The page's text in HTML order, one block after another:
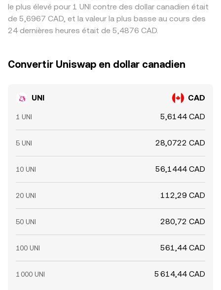
le plus élevé pour 1 UNI contre des dollar canadien était
de 5,6967 CAD, et la valeur la plus basse au cours des
24 dernières heures était de 5,4876 CAD.
Convertir Uniswap en dollar canadien
UNI CAD
1 UNI 5,6144 CAD
5 UNI 28,0722 CAD
10 UNI 56,1444 CAD
20 UNI 112,29 CAD
50 UNI 280,72 CAD
100 UNI 561,44 CAD
1 000 UNI 5 614,44 CAD